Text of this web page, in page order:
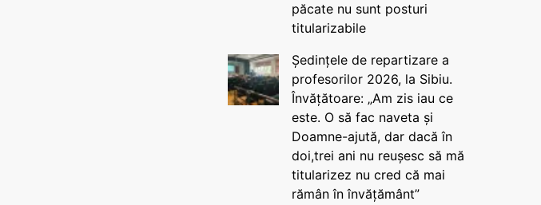
păcate nu sunt posturi
titularizabile
Ședințele de repartizare a
profesorilor 2026, la Sibiu.
Învățătoare: „Am zis iau ce
este. O să fac naveta și
Doamne-ajută, dar dacă în
doi,trei ani nu reușesc să mă
titularizez nu cred că mai
rămân în învățământ”